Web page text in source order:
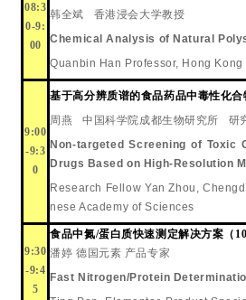
08:3
0-9:
00
韩全斌 香港浸会大学教授
Chemical Analysis of Natural
Quanbin Han Professor, Hong
9:00
-9:3
0
基于高分辨质谱的食品药品中毒性化
周燕
中国科学院成都生物研究所
研
Non-targeted Screening of Toxic
Drugs Based on High-Resolution
Research Fellow Yan Zhou,
nese Academy of Sciences
9:30
-9:4
5
食品中氮/蛋白质快速测定解决方案（
潘婷 德国元素 产品专家
Fast Nitrogen/Protein